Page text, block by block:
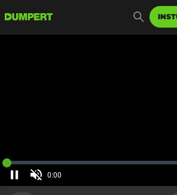
Huidige
tijd
0:00
Geladen:
0%